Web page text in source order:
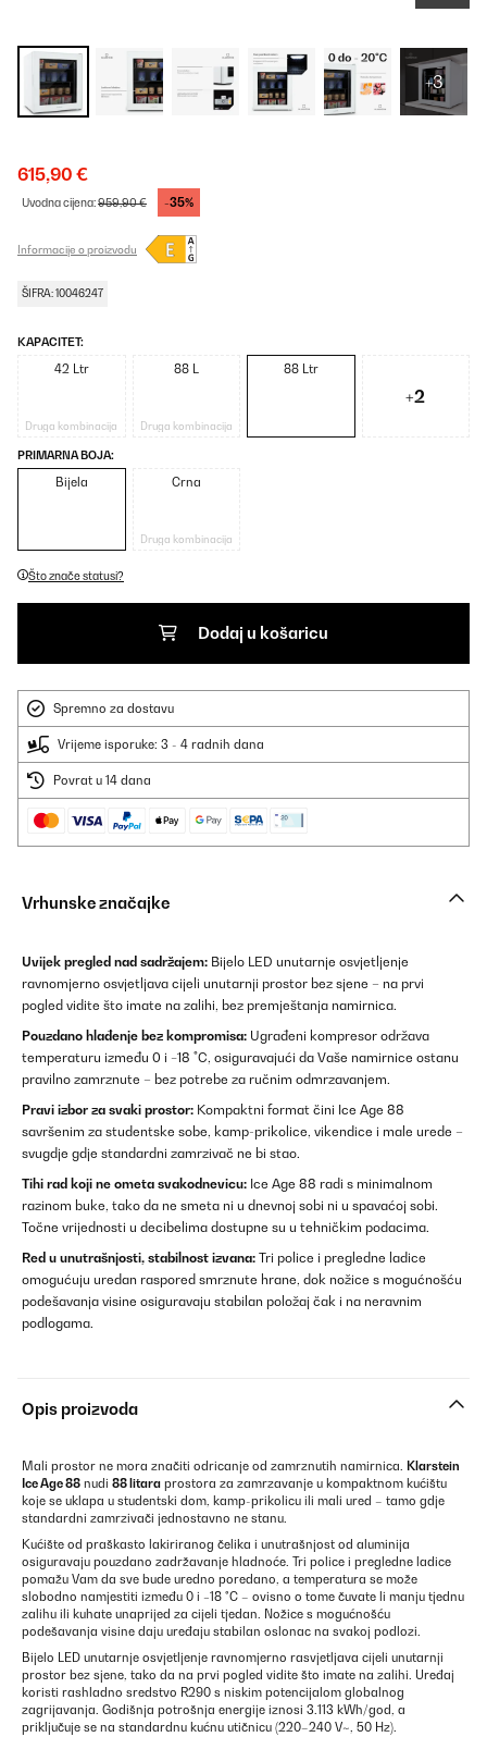
+3
615,90 €
Uvodna cijena:959,90 € -35%
Informacije o proizvodu
ŠIFRA: 10046247
KAPACITET:
42 Ltr
Druga kombinacija
88 L
Druga kombinacija
88 Ltr
+2
PRIMARNA BOJA:
Bijela Crna
Druga kombinacija
Što znače statusi?
Dodaj u košaricu
Spremno za dostavu
Vrijeme isporuke: 3 - 4 radnih dana
Povrat u 14 dana
Vrhunske značajke
Uvijek pregled nad sadržajem: Bijelo LED unutarnje osvjetljenje
ravnomjerno osvjetljava cijeli unutarnji prostor bez sjene – na prvi
pogled vidite što imate na zalihi, bez premještanja namirnica.
Pouzdano hlađenje bez kompromisa: Ugrađeni kompresor održava
temperaturu između 0 i −18 °C, osiguravajući da Vaše namirnice ostanu
pravilno zamrznute – bez potrebe za ručnim odmrzavanjem.
Pravi izbor za svaki prostor: Kompaktni format čini Ice Age 88
savršenim za studentske sobe, kamp-prikolice, vikendice i male urede –
svugdje gdje standardni zamrzivač ne bi stao.
Tihi rad koji ne ometa svakodnevicu: Ice Age 88 radi s minimalnom
razinom buke, tako da ne smeta ni u dnevnoj sobi ni u spavaćoj sobi.
Točne vrijednosti u decibelima dostupne su u tehničkim podacima.
Red u unutrašnjosti, stabilnost izvana: Tri police i pregledne ladice
omogućuju uredan raspored smrznute hrane, dok nožice s mogućnošću
podešavanja visine osiguravaju stabilan položaj čak i na neravnim
podlogama.
Opis proizvoda
Mali prostor ne mora značiti odricanje od zamrznutih namirnica. Klarstein
Ice Age 88 nudi 88 litara prostora za zamrzavanje u kompaktnom kućištu
koje se uklapa u studentski dom, kamp-prikolicu ili mali ured – tamo gdje
standardni zamrzivači jednostavno ne stanu.
Kućište od praškasto lakiriranog čelika i unutrašnjost od aluminija
osiguravaju pouzdano zadržavanje hladnoće. Tri police i pregledne ladice
pomažu Vam da sve bude uredno poredano, a temperatura se može
slobodno namjestiti između 0 i −18 °C – ovisno o tome čuvate li manju tjednu
zalihu ili kuhate unaprijed za cijeli tjedan. Nožice s mogućnošću
podešavanja visine daju uređaju stabilan oslonac na svakoj podlozi.
Bijelo LED unutarnje osvjetljenje ravnomjerno rasvjetljava cijeli unutarnji
prostor bez sjene, tako da na prvi pogled vidite što imate na zalihi. Uređaj
koristi rashladno sredstvo R290 s niskim potencijalom globalnog
zagrijavanja. Godišnja potrošnja energije iznosi 3.113 kWh/god, a
priključuje se na standardnu kućnu utičnicu (220–240 V~, 50 Hz).